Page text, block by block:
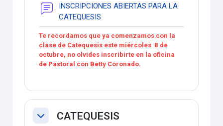
INSCRIPCIONES ABIERTAS PARA LA
CATEQUESIS
Te recordamos que ya comenzamos con la
clase de Catequesis este miércoles 8 de
octubre, no olvides inscribirte en la oficina
de Pastoral con Betty Coronado.
ColapsarCATEQUESIS